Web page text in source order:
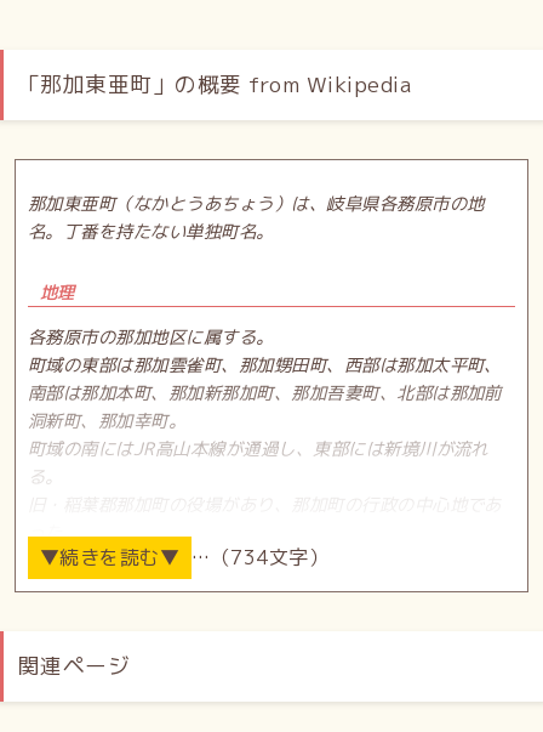
「那加東亜町」の概要 from Wikipedia
那加東亜町（なかとうあちょう）は、岐阜県各務原市の地
名。丁番を持たない単独町名。
地理
各務原市の那加地区に属する。
町域の東部は那加雲雀町、那加甥田町、西部は那加太平町、
南部は那加本町、那加新那加町、那加吾妻町、北部は那加前
洞新町、那加幸町。
町域の南にはJR高山本線が通過し、東部には新境川が流れ
る。
った。
地名の由来は不明だが、大東亜共栄圏に因んだという説があ
る。
歴史
…（734文字）
関連ページ